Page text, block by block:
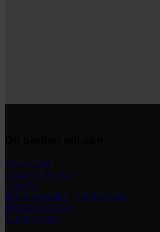
Financieel
Salaris | Payroll
E-HRM
Implementatie | Optimalisatie
Interim Services
Outsourcing